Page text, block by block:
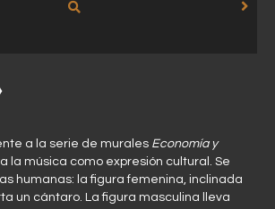
a la serie de murales Economía y
la música como expresión cultural. Se
humanas: la figura femenina, inclinada
un cántaro. La figura masculina lleva